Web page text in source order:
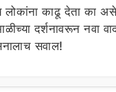
लोकांना काढू देता का
दर्शनावरून नवा
सवाल!